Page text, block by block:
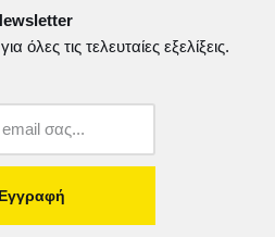
όλες τις τελευταίες εξελίξεις.